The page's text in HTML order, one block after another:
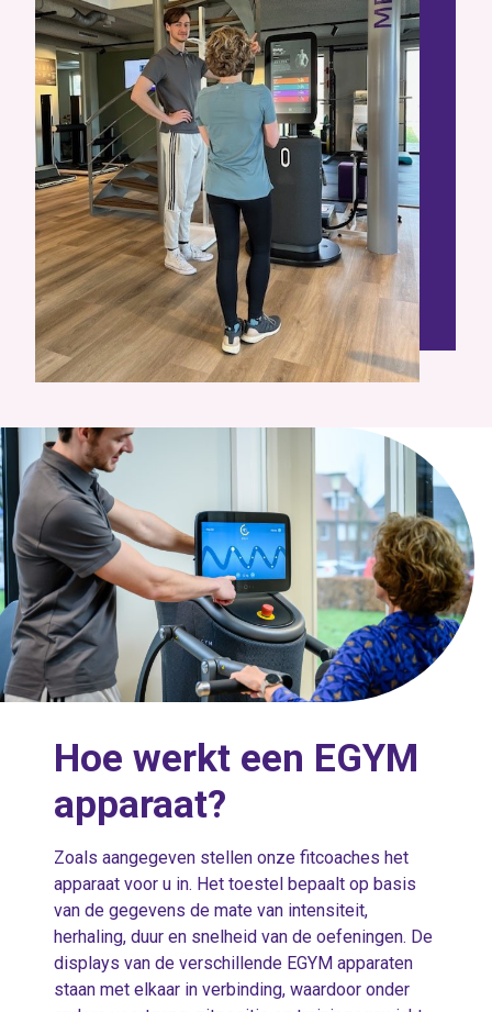
Hoe werkt een EGYM
apparaat?
Zoals aangegeven stellen onze fitcoaches het
apparaat voor u in. Het toestel bepaalt op basis
van de gegevens de mate van intensiteit,
herhaling, duur en snelheid van de oefeningen. De
displays van de verschillende EGYM apparaten
staan met elkaar in verbinding, waardoor onder